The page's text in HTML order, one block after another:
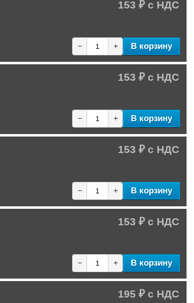
153 ₽
− + В корзину
153 ₽
− + В корзину
153 ₽
− + В корзину
153 ₽
− + В корзину
195 ₽